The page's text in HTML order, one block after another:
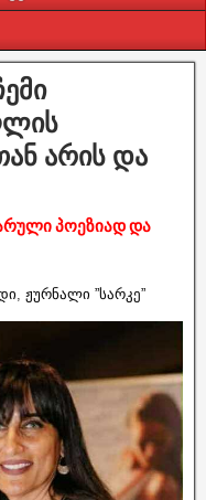
არის და
პოეზიად და
, ჟურნალი ”სარკე”